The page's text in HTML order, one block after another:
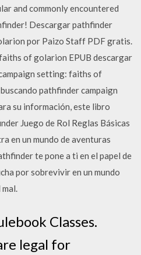
and commonly encountered
Descargar pathfinder
por Paizo Staff PDF gratis.
of golarion EPUB descargar
setting: faiths of
pathfinder campaign
su información, este libro
Juego de Rol Reglas Básicas
en un mundo de aventuras
te pone a ti en el papel de
por sobrevivir en un mundo
Classes.
legal for